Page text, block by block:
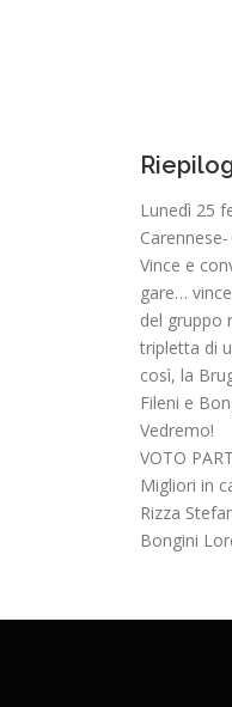
Lunedì 25
Vince e
gare…
del gruppo
tripletta di
così, la
Fileni e
Vedremo!
VOTO
Migliori in
Rizza
Bongini